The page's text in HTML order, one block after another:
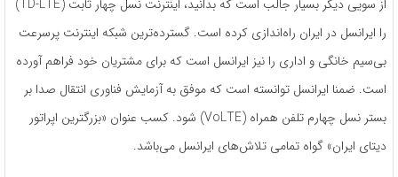
از سویی دیگر بسیار جالب است که بدانید، اینترنت نسل چهار ثابت (TD-LTE)
را ایرانسل در ایران راه‌اندازی کرده است. گسترده‌ترین شبکه اینترنت پرسرعت
بی‌سیم خانگی و اداری را نیز ایرانسل است که برای مشتریان خود فراهم آورده
است. ضمنا ایرانسل توانسته است که موفق به آزمایش فناوری انتقال صدا بر
بستر نسل چهارم تلفن همراه (VoLTE) شود. کسب عنوان «بزرگترین اپراتور
دیتای ایران» گواه تمامی تلاش‌های ایرانسل می‌باشد.